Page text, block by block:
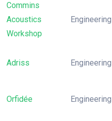
Commins
Acoustics
Workshop
Engineering
Adriss Engineering
Orfidée Engineering